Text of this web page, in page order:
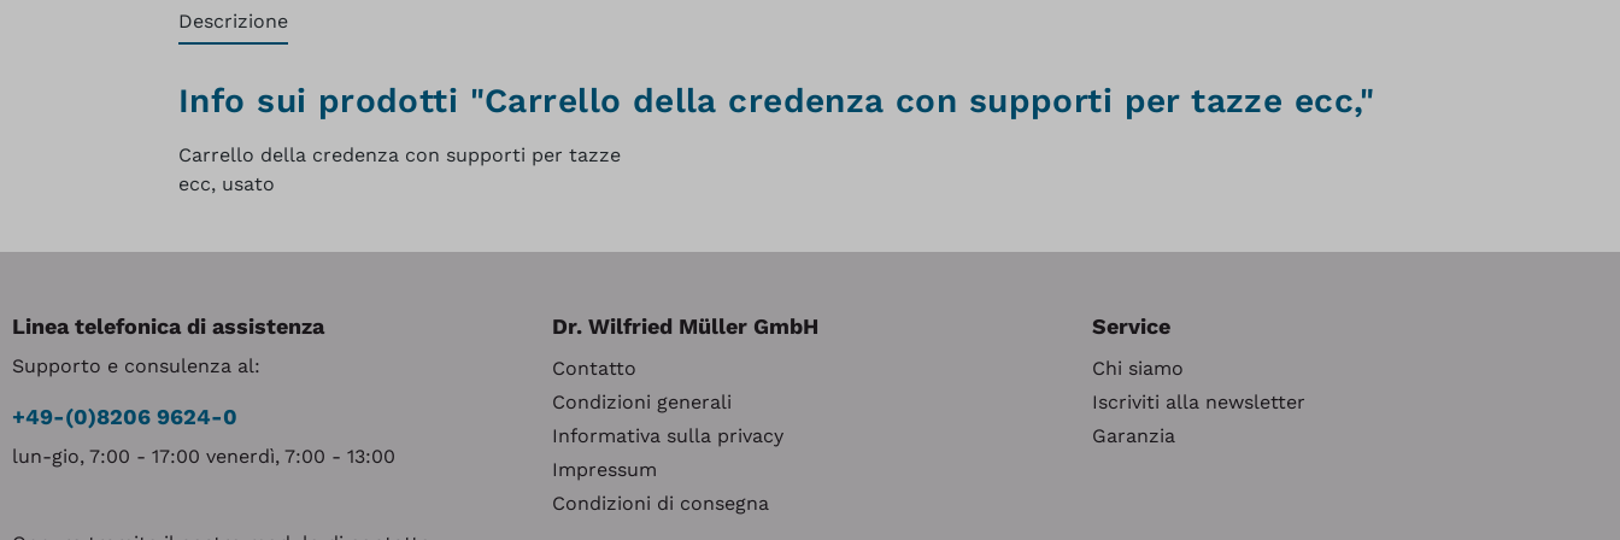
Descrizione
Info sui prodotti "Carrello della credenza con supporti per tazze ecc,"
Carrello della credenza con supporti per tazze
ecc, usato
Linea telefonica di assistenza
Supporto e consulenza al:
+49-(0)8206 9624-0
lun-gio, 7:00 - 17:00 venerdì, 7:00 - 13:00
Dr. Wilfried Müller GmbH
Contatto
Condizioni generali
Informativa sulla privacy
Impressum
Condizioni di consegna
Service
Chi siamo
Iscriviti alla newsletter
Garanzia